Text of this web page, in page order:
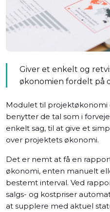
Giver et enkelt og
økonomien fordelt på
Modulet til
benytter de tal som i
enkelt sag, til at give et
over projektets økonomi.
Det er nemt at få en
økonomi, enten manuelt
bestemt interval. Ved
salgs- og kostpriser
at supplere med aktuel